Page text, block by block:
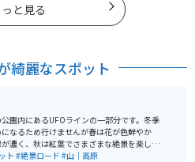
と見る
綺麗なスポット
園内にあるUFOラインの一部分です。冬季
なるため行けませんが春は花が色鮮やか
濃く、秋は紅葉でさまざまな絶景を楽しむ
す。 ツーリングやドライブに最適です。た
ト #絶景ロード #山｜高原